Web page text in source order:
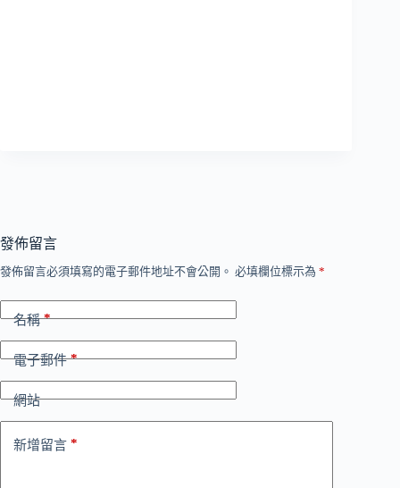
發佈留言
發佈留言必須填寫的電子郵件地址不會公開。 必填欄位標示為 *
名稱*
電子郵件*
網站
新增留言 *